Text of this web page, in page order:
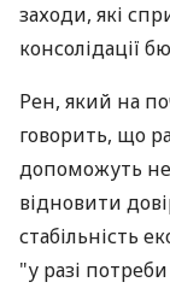
заходи, які
консолідації
Рен, який на
говорить, що
допоможуть не
відновити
стабільність
"у разі